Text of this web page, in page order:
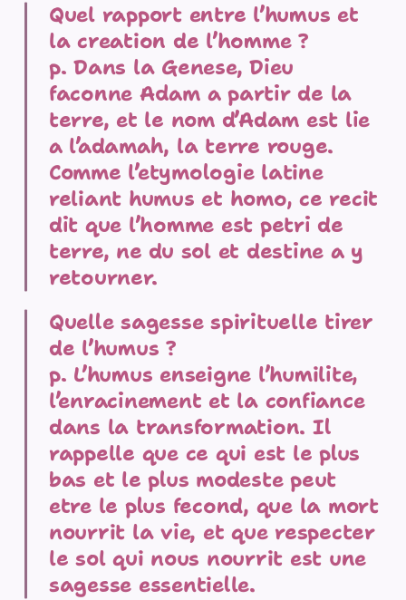
Quel rapport entre l’humus et
la creation de l’homme ?
p. Dans la Genese, Dieu
faconne Adam a partir de la
terre, et le nom d’Adam est lie
a l’adamah, la terre rouge.
Comme l’etymologie latine
reliant humus et homo, ce recit
dit que l’homme est petri de
terre, ne du sol et destine a y
retourner.
Quelle sagesse spirituelle tirer
de l’humus ?
p. L’humus enseigne l’humilite,
l’enracinement et la confiance
dans la transformation. Il
rappelle que ce qui est le plus
bas et le plus modeste peut
etre le plus fecond, que la mort
nourrit la vie, et que respecter
le sol qui nous nourrit est une
sagesse essentielle.